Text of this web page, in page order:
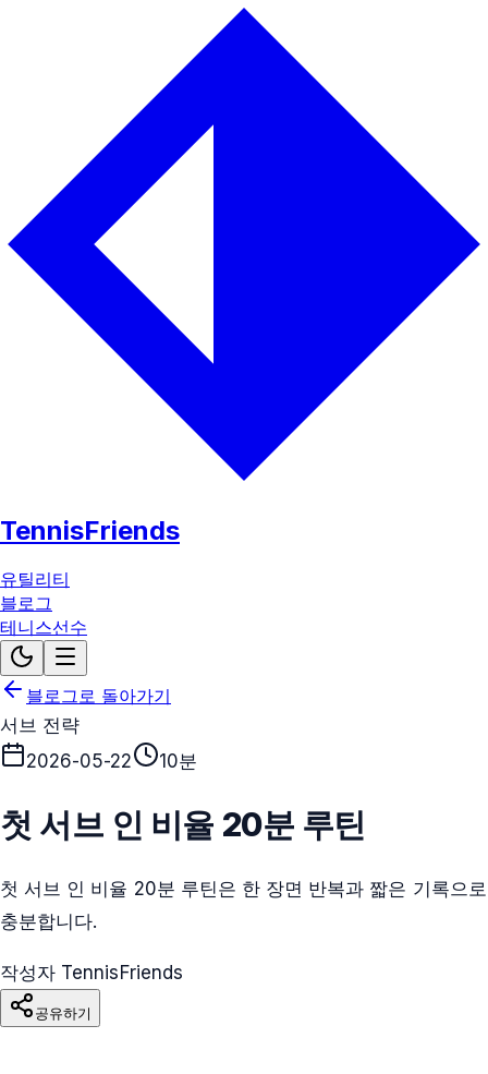
TennisFriends
유틸리티
블로그
테니스선수
블로그로 돌아가기
서브 전략
2026-05-22
10분
첫 서브 인 비율 20분 루틴
첫 서브 인 비율 20분 루틴은 한 장면 반복과 짧은 기록으로
충분합니다.
작성자 TennisFriends
공유하기